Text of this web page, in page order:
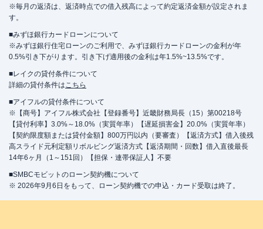
※毎月の返済は、返済時点での借入残高によって約定返済金額が設定されま
す。
■みずほ銀行カードローンについて
※みずほ銀行住宅ローンのご利用で、みずほ銀行カードローンの金利が年
0.5%引き下がります。引き下げ適用後の金利は年1.5%~13.5%です。
■レイクの貸付条件について
詳細の貸付条件はこちら
■アイフルの貸付条件について
※【商号】アイフル株式会社【登録番号】近畿財務局長（15）第00218号
【貸付利率】3.0%～18.0%（実質年率）【遅延損害金】20.0%（実質年率）
【契約限度額または貸付金額】800万円以内（要審査）【返済方式】借入後残
高スライド元利定額リボルビング返済方式【返済期間・回数】借入直後最長
14年6ヶ月（1～151回）【担保・連帯保証人】不要
■SMBCモビットのローン契約機について
※ 2026年9月6日をもって、ローン契約機での申込・カード受取は終了。